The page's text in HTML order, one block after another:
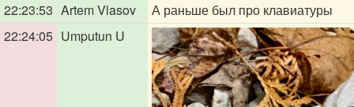
22:23:53 Artem Vlasov
А раньше был про клавиатуры
22:24:05 Umputun U